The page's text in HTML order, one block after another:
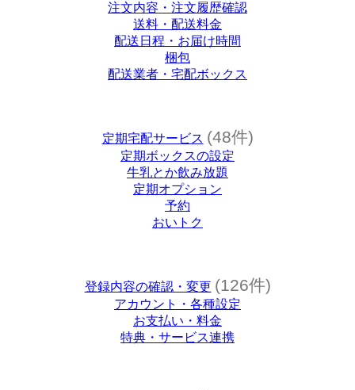
注文内容・注文履歴確認
送料・配送料金
配送日程・お届け時間
梱包
配送業者・宅配ボックス
定期宅配サービス (48件)
定期ボックスの設定
牛乳とか飲み放題
定期オプション
予約
おいトク
登録内容の確認・変更 (126件)
アカウント・各種設定
お支払い・料金
特典・サービス連携